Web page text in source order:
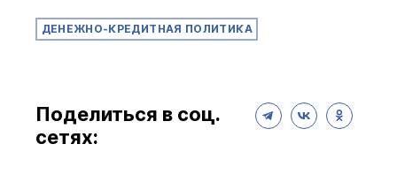
ДЕНЕЖНО-КРЕДИТНАЯ ПОЛИТИКА
Поделиться в соц.
сетях: